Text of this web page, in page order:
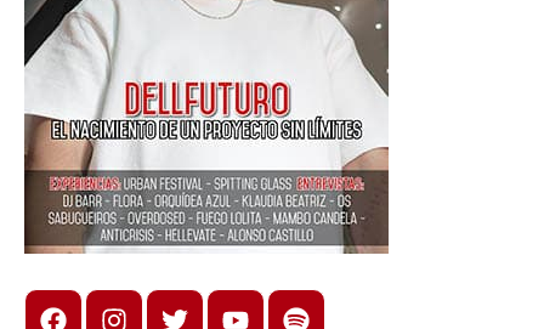
FacebookInstagram
X youtubespotify